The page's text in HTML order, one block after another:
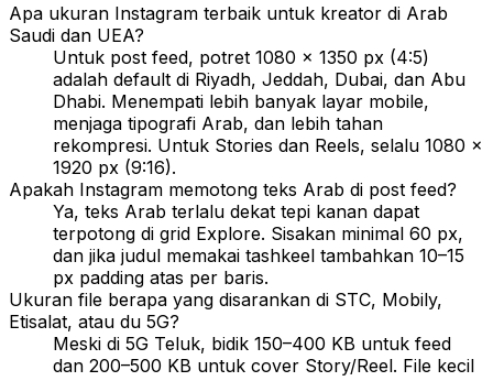
Apa ukuran Instagram terbaik untuk kreator di Arab
Saudi dan UEA?
Untuk post feed, potret 1080 × 1350 px (4:5)
adalah default di Riyadh, Jeddah, Dubai, dan Abu
Dhabi. Menempati lebih banyak layar mobile,
menjaga tipografi Arab, dan lebih tahan
rekompresi. Untuk Stories dan Reels, selalu 1080 ×
1920 px (9:16).
Apakah Instagram memotong teks Arab di post feed?
Ya, teks Arab terlalu dekat tepi kanan dapat
terpotong di grid Explore. Sisakan minimal 60 px,
dan jika judul memakai tashkeel tambahkan 10–15
px padding atas per baris.
Ukuran file berapa yang disarankan di STC, Mobily,
Etisalat, atau du 5G?
Meski di 5G Teluk, bidik 150–400 KB untuk feed
dan 200–500 KB untuk cover Story/Reel. File kecil